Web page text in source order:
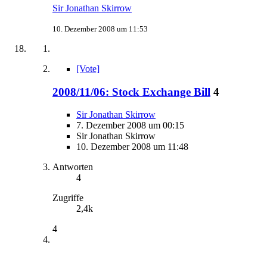
Sir Jonathan Skirrow
10. Dezember 2008 um 11:53
[Vote]
2008/11/06: Stock Exchange Bill 4
Sir Jonathan Skirrow
7. Dezember 2008 um 00:15
Sir Jonathan Skirrow
10. Dezember 2008 um 11:48
Antworten
4
Zugriffe
2,4k
4